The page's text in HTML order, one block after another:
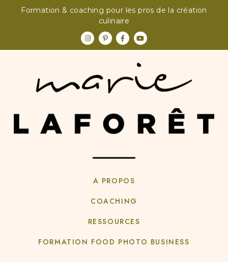
Formation & coaching pour les pros de la création
culinaire
A PROPOS
COACHING
RESSOURCES
FORMATION FOOD PHOTO BUSINESS